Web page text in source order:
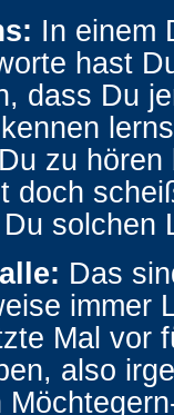
In einem
hast
dass Du
zu hören
doch
solchen
Das
immer
Mal vor
also